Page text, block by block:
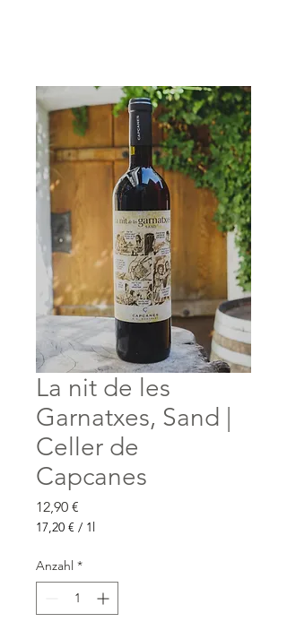
La nit de les
Garnatxes, Sand |
Celler de
Capcanes
12,90 €
17,20 € / 1l
pro
1
Anzahl *